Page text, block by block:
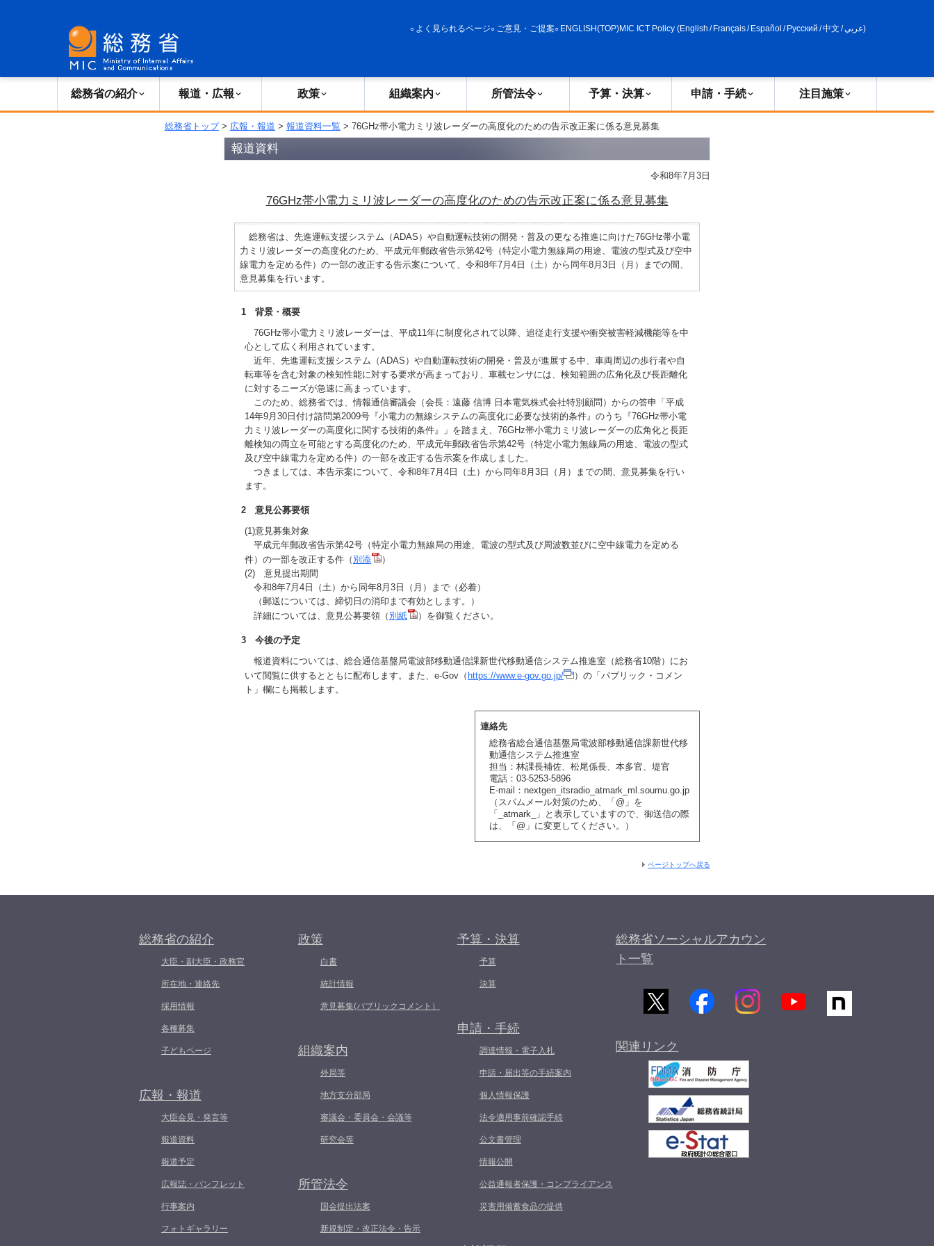
よく見られるページ ご意見・ご提案 ENGLISH(TOP)MIC ICT Policy (English / Français/ Español / Русский /中文 /عربي)
総務省の紹介 報道・広報 政策 組織案内 所管法令 予算・決算 申請・手続 注目施策
総務省トップ> 広報・報道 > 報道資料一覧 > 76GHz帯小電力ミリ波レーダーの高度化のための告示改正案に係る意見募集
報道資料
令和8年7月3日
76GHz帯小電力ミリ波レーダーの高度化のための告示改正案に係る意見募集
総務省は、先進運転支援システム（ADAS）や自動運転技術の開発・普及の更なる推進に向けた76GHz帯小電
力ミリ波レーダーの高度化のため、平成元年郵政省告示第42号（特定小電力無線局の用途、電波の型式及び空中
線電力を定める件）の一部の改正する告示案について、令和8年7月4日（土）から同年8月3日（月）までの間、
意見募集を行います。
1 背景・概要
76GHz帯小電力ミリ波レーダーは、平成11年に制度化されて以降、追従走行支援や衝突被害軽減機能等を中
心として広く利用されています。
近年、先進運転支援システム（ADAS）や自動運転技術の開発・普及が進展する中、車両周辺の歩行者や自
転車等を含む対象の検知性能に対する要求が高まっており、車載センサには、検知範囲の広角化及び長距離化
に対するニーズが急速に高まっています。
このため、総務省では、情報通信審議会（会長：遠藤 信博 日本電気株式会社特別顧問）からの答申「平成
14年9月30日付け諮問第2009号『小電力の無線システムの高度化に必要な技術的条件』のうち『76GHz帯小電
力ミリ波レーダーの高度化に関する技術的条件』」を踏まえ、76GHz帯小電力ミリ波レーダーの広角化と長距
離検知の両立を可能とする高度化のため、平成元年郵政省告示第42号（特定小電力無線局の用途、電波の型式
及び空中線電力を定める件）の一部を改正する告示案を作成しました。
つきましては、本告示案について、令和8年7月4日（土）から同年8月3日（月）までの間、意見募集を行い
ます。
2 意見公募要領
(1)意見募集対象
平成元年郵政省告示第42号（特定小電力無線局の用途、電波の型式及び周波数並びに空中線電力を定める
件）の一部を改正する件（ 別添
）
(2) 意見提出期間
令和8年7月4日（土）から同年8月3日（月）まで（必着）
（郵送については、締切日の消印まで有効とします。）
詳細については、意見公募要領（ 別紙 ）を御覧ください。
3 今後の予定
報道資料については、総合通信基盤局電波部移動通信課新世代移動通信システム推進室（総務省10階）にお
いて閲覧に供するとともに配布します。また、e-Gov（ https://www.e-gov.go.jp/
）の「パブリック・コメン
ト」欄にも掲載します。
連絡先
総務省総合通信基盤局電波部移動通信課新世代移
動通信システム推進室
担当：林課長補佐、松尾係長、本多官、堤官
電話：03-5253-5896
E-mail：nextgen_itsradio_atmark_ml.soumu.go.jp
（スパムメール対策のため、「@」を
「_atmark_」と表示していますので、御送信の際
は、「@」に変更してください。）
ページトップへ戻る
総務省の紹介
大臣・副大臣・政務官
所在地・連絡先
採用情報
各種募集
子どもページ
広報・報道
大臣会見・発言等
報道資料
報道予定
広報誌・パンフレット
行事案内
フォトギャラリー
政策
白書
統計情報
意見募集(パブリックコメント）
組織案内
外局等
地方支分部局
審議会・委員会・会議等
研究会等
所管法令
国会提出法案
新規制定・改正法令・告示
予算・決算
予算
決算
申請・手続
調達情報・電子入札
申請・届出等の手続案内
個人情報保護
法令適用事前確認手続
公文書管理
情報公開
公益通報者保護・コンプライアンス
災害用備蓄食品の提供
総務省ソーシャルアカウン
ト一覧
関連リンク